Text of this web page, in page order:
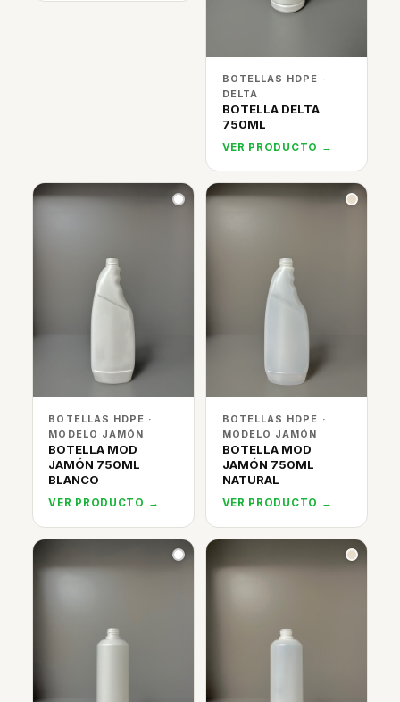
BOTELLAS HDPE ·
DELTA
BOTELLA DELTA
750ML
VER PRODUCTO →
BOTELLAS HDPE ·
MODELO JAMÓN
BOTELLA MOD
JAMÓN 750ML
BLANCO
VER PRODUCTO →
BOTELLAS HDPE ·
MODELO JAMÓN
BOTELLA MOD
JAMÓN 750ML
NATURAL
VER PRODUCTO →